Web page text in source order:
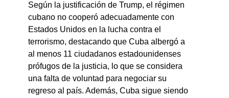
Según la justificación de Trump, el régimen
cubano no cooperó adecuadamente con
Estados Unidos en la lucha contra el
terrorismo, destacando que Cuba albergó a
al menos 11 ciudadanos estadounidenses
prófugos de la justicia, lo que se considera
una falta de voluntad para negociar su
regreso al país. Además, Cuba sigue siendo